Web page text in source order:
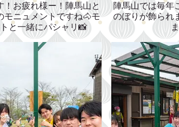
！お疲れ様ー！陣馬山と
モニュメントですね🐴モ
と一緒にパシャリ📸
陣馬山では毎年
のぼりが飾られ